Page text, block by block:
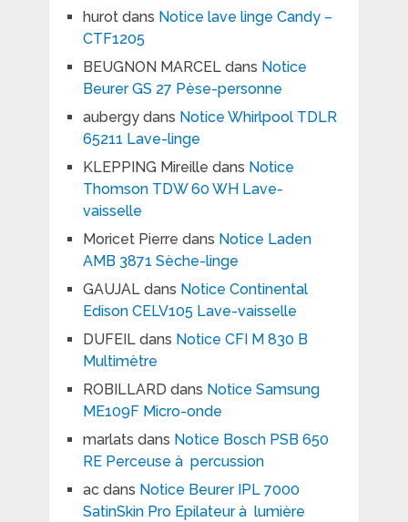
hurotdans Notice lave linge Candy –
CTF1205
BEUGNON MARCELdans Notice
Beurer GS 27 Pèse-personne
aubergydans Notice Whirlpool TDLR
65211 Lave-linge
KLEPPING Mireille dans Notice
Thomson TDW 60 WH Lave-
vaisselle
Moricet Pierre dans Notice Laden
AMB 3871 Sèche-linge
GAUJALdans Notice Continental
Edison CELV105 Lave-vaisselle
DUFEILdans Notice CFI M 830 B
Multimètre
ROBILLARD dans Notice Samsung
ME109F Micro-onde
marlats dans Notice Bosch PSB 650
RE Perceuse à percussion
acdans Notice Beurer IPL 7000
SatinSkin Pro Epilateur à lumière